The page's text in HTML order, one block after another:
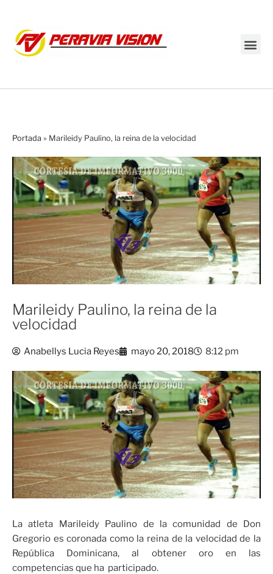
Portada » Marileidy Paulino, la reina de la velocidad
Marileidy Paulino, la reina de la
velocidad
Anabellys Lucia Reyes mayo 20, 2018 8:12 pm
La atleta Marileidy Paulino de la comunidad de Don
Gregorio es coronada como la reina de la velocidad de la
República Dominicana, al obtener oro en las
competencias que ha participado.